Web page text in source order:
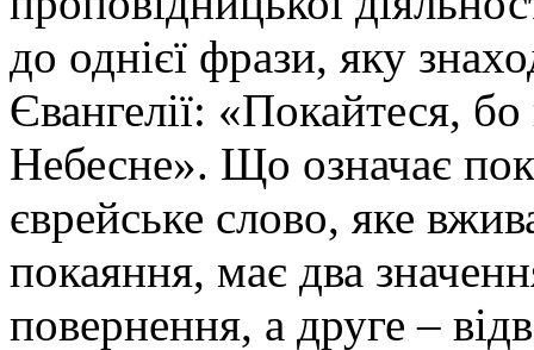
до однієї фрази, яку
Євангелії: «Покайтеся,
Небесне». Що означає
єврейське слово, яке
покаяння, має два
повернення, а друге –